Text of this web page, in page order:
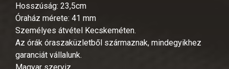
Hosszúság: 23,5cm
Óraház mérete: 41 mm
Személyes átvétel Kecskeméten.
Az órák óraszaküzletből származnak, mindegyikhez
garanciát vállalunk.